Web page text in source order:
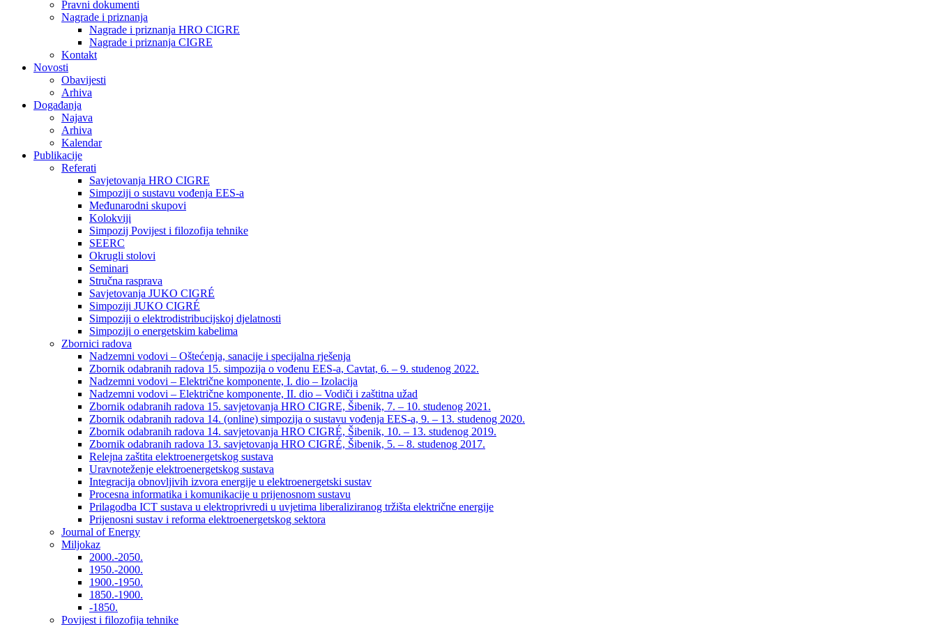
Pravni dokumenti
Nagrade i priznanja
Nagrade i priznanja HRO CIGRE
Nagrade i priznanja CIGRE
Kontakt
Novosti
Obavijesti
Arhiva
Događanja
Najava
Arhiva
Kalendar
Publikacije
Referati
Savjetovanja HRO CIGRE
Simpoziji o sustavu vođenja EES-a
Međunarodni skupovi
Kolokviji​
Simpozij Povijest i filozofija tehnike
SEERC
Okrugli stolovi
Seminari​
Stručna rasprava​
Savjetovanja JUKO CIGRÉ
Simpoziji JUKO CIGRÉ
Simpoziji o elektrodistribucijskoj djelatnosti
Simpoziji o energetskim kabelima
Zbornici radova
Nadzemni vodovi – Oštećenja, sanacije i specijalna rješenja
Zbornik odabranih radova 15. simpozija o vođenu EES-a, Cavtat, 6. – 9. studenog 2022.
Nadzemni vodovi – Električne komponente, I. dio – Izolacija
Nadzemni vodovi – Električne komponente, II. dio – Vodiči i zaštitna užad
Zbornik odabranih radova 15. savjetovanja HRO CIGRE, Šibenik, 7. – 10. studenog 2021.
Zbornik odabranih radova 14. (online) simpozija o sustavu vođenja EES-a, 9. – 13. studenog 2020.
Zbornik odabranih radova 14. savjetovanja HRO CIGRÉ, Šibenik, 10. – 13. studenog 2019.
Zbornik odabranih radova 13. savjetovanja HRO CIGRÉ, Šibenik, 5. – 8. studenog 2017.
Relejna zaštita elektroenergetskog sustava
Uravnoteženje elektroenergetskog sustava
Integracija obnovljivih izvora energije u elektroenergetski sustav
Procesna informatika i komunikacije u prijenosnom sustavu
Prilagodba ICT sustava u elektroprivredi u uvjetima liberaliziranog tržišta električne energije
Prijenosni sustav i reforma elektroenergetskog sektora
Journal of Energy
Miljokaz
2000.-2050.
1950.-2000.
1900.-1950.
1850.-1900.
-1850.
Povijest i filozofija tehnike